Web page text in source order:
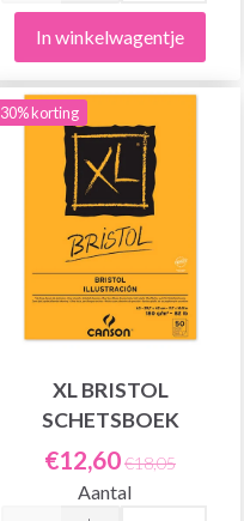
In winkelwagentje
30% korting
XL BRISTOL
SCHETSBOEK
€12,60€18,05
Aantal